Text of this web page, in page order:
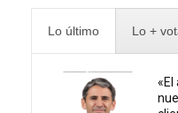
Lo último Lo +